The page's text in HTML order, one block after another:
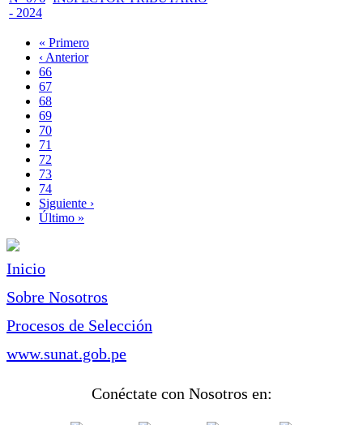
- 2024
Paginación
Primera
página
« Primero
Página
anterior
‹ Anterior
Page
66
Page
67
Page
68
Page
69
Página
actual
70
Page
71
Page
72
Page
73
Page
74
Siguiente
página
Siguiente ›
Última
Último »
Inicio
Sobre Nosotros
Procesos de Selección
www.sunat.gob.pe
Conéctate con Nosotros en: